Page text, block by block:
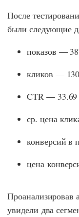
После
были следующие
показов —
кликов —
CTR — 33.69
ср. цена
конверсий в
цена
Проанализировав
увидели два